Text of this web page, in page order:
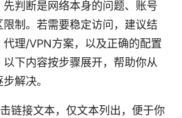
判断是网络本身的问题、账号
限制。若需要稳定访问，建议结
代理/VPN方案，以及正确的配置
以下内容按步骤展开，帮助你从
解决。
链接文本，仅文本列出，便于你